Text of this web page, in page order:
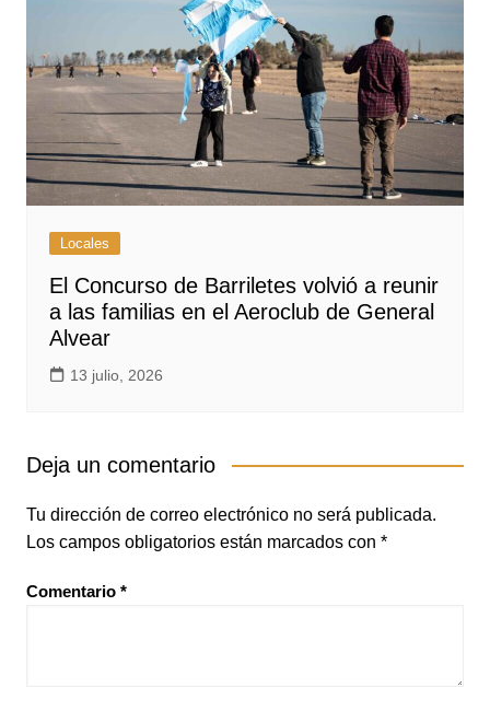
Locales
El Concurso de Barriletes volvió a reunir
a las familias en el Aeroclub de General
Alvear
13 julio, 2026
Deja un comentario
Tu dirección de correo electrónico no será publicada.
Los campos obligatorios están marcados con *
Comentario *